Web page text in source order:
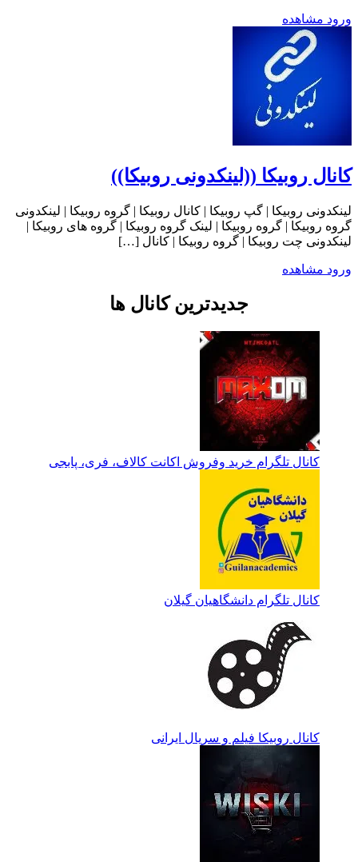
ورود مشاهده
کانال روبیکا ((لینکدونی روبیکا))
لینکدونی روبیکا | گپ روبیکا | کانال روبیکا | گروه روبیکا | لینکدونی
گروه روبیکا | گروه روبیکا | لینک گروه روبیکا | گروه های روبیکا |
لینکدونی چت روبیکا | گروه روبیکا | کانال […]
ورود مشاهده
جدیدترین کانال ها
کانال تلگرام خرید وفروش اکانت کالاف، فری، پابجی
کانال تلگرام دانشگاهیان گیلان
کانال روبیکا فیلم و سریال ایرانی